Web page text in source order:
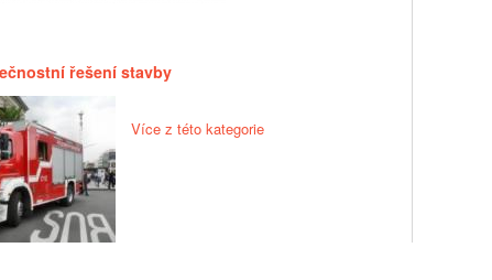
řešení stavby
Více z této kategorie